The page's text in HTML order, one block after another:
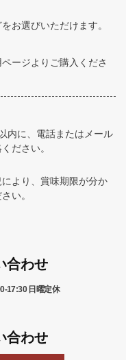
お選びいただけます。
ージよりご購入くださ
内に、電話またはメール
ださい。
より、賞味期限が分か
い。
合わせ
17:30 日曜定休
合わせ